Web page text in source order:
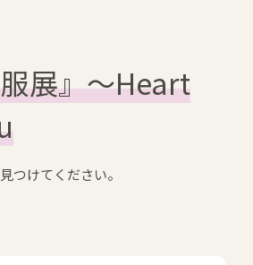
展』〜Heart
つけてください。